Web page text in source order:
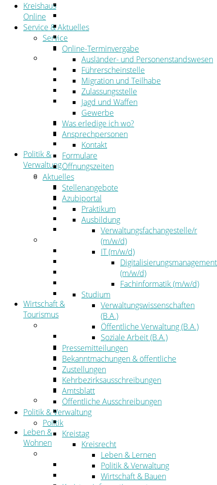
Ansprechpersonen
Formulare
Öffnungszeiten
Aktuelles
Stellenangebote
Azubiportal
Pressemitteilungen
Bekanntmachungen & öffentliche
Zustellungen
Kehrbezirksausschreibungen
Amtsblatt
Öffentliche Ausschreibungen
Politik &
Verwaltung
Politik
Kreistag
Kreistagsinformationssystem
Bürgerinformationssystem
Wahlen
Der Landrat
Kommunalaufsicht
Zahlen, Daten, Fakten
Wirtschaft &
Tourismus
Wirtschaftsförderung
Gewerbeflächen und Unternehmen
Arbeitgeberservice
Mobilfunk & Breitband
Straßen- und Radwegebau
Landwirtschaft
Tourismus
Freizeit und Urlaub im Landkreis
Veranstaltungen
Leben &
Wohnen
Migration
Schulen, Bildung, Sport und Kultur
Kreishaus
Online
Service & Aktuelles
Service
Online-Terminvergabe
Ausländer- und Personenstandswesen
Führerscheinstelle
Migration und Teilhabe
Zulassungsstelle
Jagd und Waffen
Gewerbe
Was erledige ich wo?
Ansprechpersonen
Kontakt
Formulare
Öffnungszeiten
Aktuelles
Stellenangebote
Azubiportal
Praktikum
Ausbildung
Verwaltungsfachangestelle/r
(m/w/d)
IT (m/w/d)
Digitalisierungsmanagement
(m/w/d)
Fachinformatik (m/w/d)
Studium
Verwaltungswissenschaften
(B.A.)
Öffentliche Verwaltung (B.A.)
Soziale Arbeit (B.A.)
Pressemitteilungen
Bekanntmachungen & öffentliche
Zustellungen
Kehrbezirksausschreibungen
Amtsblatt
Öffentliche Ausschreibungen
Politik & Verwaltung
Politik
Kreistag
Kreisrecht
Leben & Lernen
Politik & Verwaltung
Wirtschaft & Bauen